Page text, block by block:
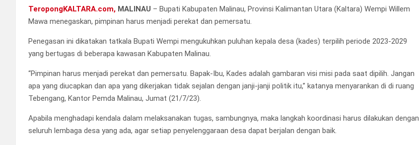
TeropongKALTARA.com, MALINAU – Bupati Kabupaten Malinau, Provinsi Kalimantan Utara (Kaltara) Wempi Willem
Mawa menegaskan, pimpinan harus menjadi perekat dan pemersatu.
Penegasan ini dikatakan tatkala Bupati Wempi mengukuhkan puluhan kepala desa (kades) terpilih periode 2023-2029
yang bertugas di beberapa kawasan Kabupaten Malinau.
“Pimpinan harus menjadi perekat dan pemersatu. Bapak-Ibu, Kades adalah gambaran visi misi pada saat dipilih. Jangan
apa yang diucapkan dan apa yang dikerjakan tidak sejalan dengan janji-janji politik itu,” katanya menyarankan di di ruang
Tebengang, Kantor Pemda Malinau, Jumat (21/7/23).
Apabila menghadapi kendala dalam melaksanakan tugas, sambungnya, maka langkah koordinasi harus dilakukan dengan
seluruh lembaga desa yang ada, agar setiap penyelenggaraan desa dapat berjalan dengan baik.